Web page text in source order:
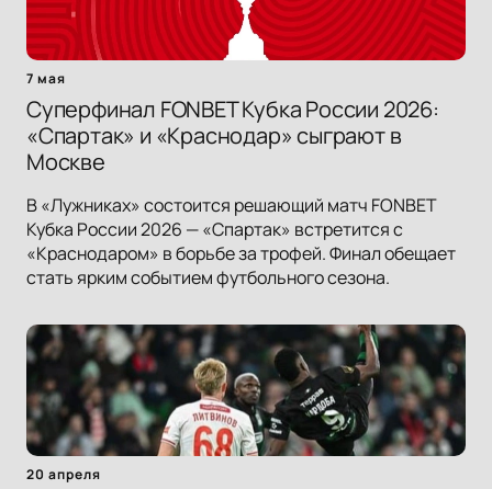
7 мая
Суперфинал FONBET Кубка России 2026:
«Спартак» и «Краснодар» сыграют в
Москве
В «Лужниках» состоится решающий матч FONBET
Кубка России 2026 — «Спартак» встретится с
«Краснодаром» в борьбе за трофей. Финал обещает
стать ярким событием футбольного сезона.
20 апреля